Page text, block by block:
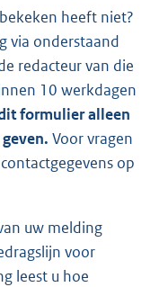
heeft niet?
via onderstaand
redacteur van die
10 werkdagen
formulier alleen
Voor vragen
op
uw melding
voor
leest u hoe